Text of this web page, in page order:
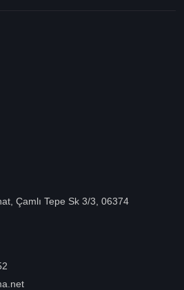
Çamlı Tepe Sk 3/3, 06374